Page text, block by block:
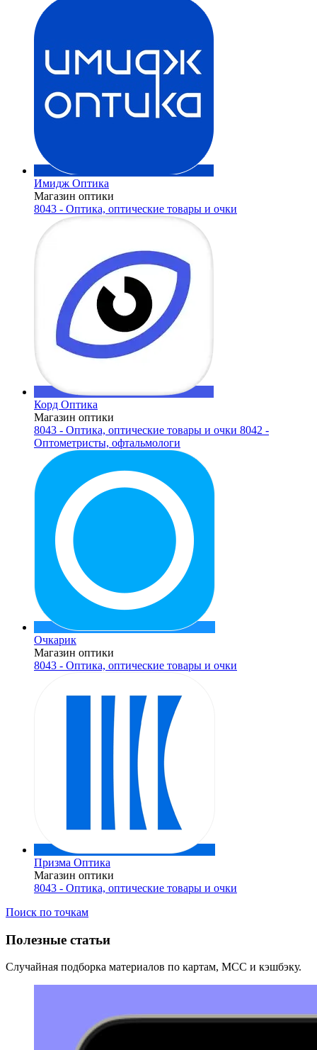
Имидж Оптика
Магазин оптики
8043 - Оптика, оптические товары и очки
Корд Оптика
Магазин оптики
8043 - Оптика, оптические товары и очки 8042 -
Оптометристы, офтальмологи
Очкарик
Магазин оптики
8043 - Оптика, оптические товары и очки
Призма Оптика
Магазин оптики
8043 - Оптика, оптические товары и очки
Поиск по точкам
Полезные статьи
Случайная подборка материалов по картам, MCC и кэшбэку.